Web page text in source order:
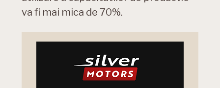
va fi mai mica de 70%.